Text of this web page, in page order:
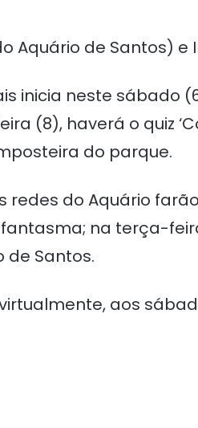
Aquário de Santos)
inicia neste sábado
(8), haverá o quiz
do parque.
redes do Aquário
na terça-
de Santos.
aos